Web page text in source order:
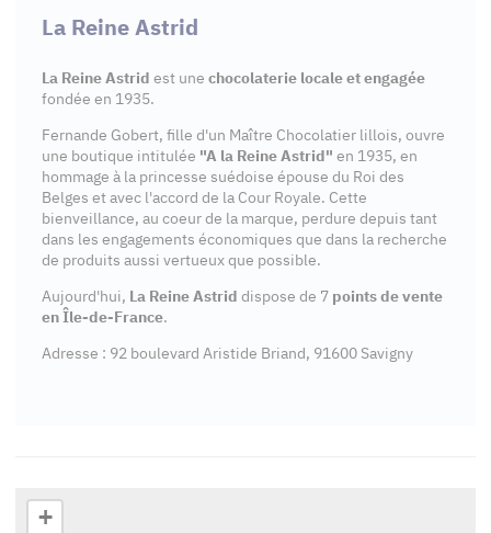
La Reine Astrid
La Reine Astrid est une chocolaterie locale et engagée
fondée en 1935.
Fernande Gobert, fille d'un Maître Chocolatier lillois, ouvre
une boutique intitulée "A la Reine Astrid" en 1935, en
hommage à la princesse suédoise épouse du Roi des
Belges et avec l'accord de la Cour Royale. Cette
bienveillance, au coeur de la marque, perdure depuis tant
dans les engagements économiques que dans la recherche
de produits aussi vertueux que possible.
Aujourd'hui, La Reine Astrid dispose de 7 points de vente
en Île-de-France.
Adresse : 92 boulevard Aristide Briand, 91600 Savigny
+